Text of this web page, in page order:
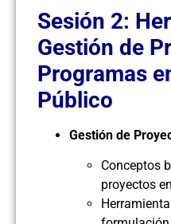
Sesión 2:
Gestión de
Programas
Público
Gestión de
Conceptos
proyectos